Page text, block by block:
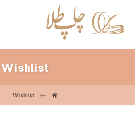
Wishlist
Wishlist